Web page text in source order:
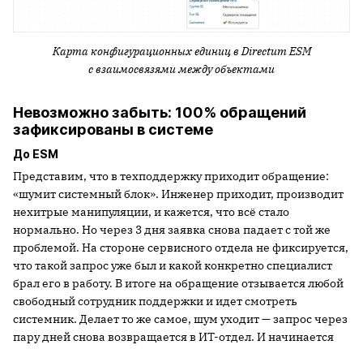
Карта конфигурационных единиц вDirectumESM
с взаимосвязями между объектами
Невозможно забыть: 100% обращений
зафиксированы в системе
До ESM
Представим, что в техподдержку приходит обращение:
«шумит системный блок». Инженер приходит, производит
нехитрые манипуляции, и кажется, что всё стало
нормально. Но через 3 дня заявка снова падает с той же
проблемой. На стороне сервисного отдела не фиксируется,
что такой запрос уже был и какой конкретно специалист
брал его в работу. В итоге на обращение отзывается любой
свободный сотрудник поддержки и идет смотреть
системник. Делает то же самое, шум уходит — запрос через
пару дней снова возвращается в ИТ-отдел. И начинается